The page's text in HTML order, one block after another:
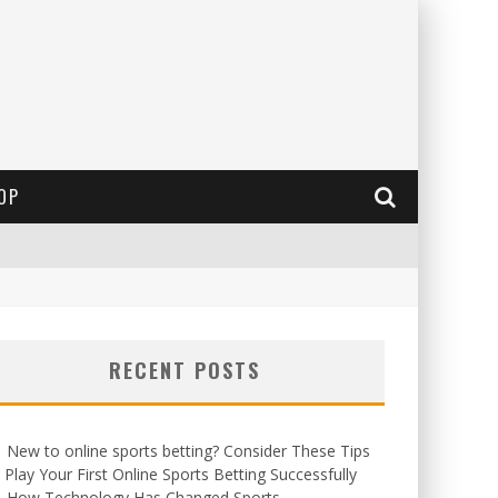
RECENT POSTS
New to online sports betting? Consider These Tips
Your First Online Sports Betting Successfully